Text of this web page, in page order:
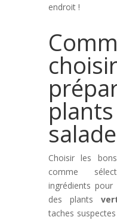
endroit !
Choisir les
comme
ingrédients
des plants
taches